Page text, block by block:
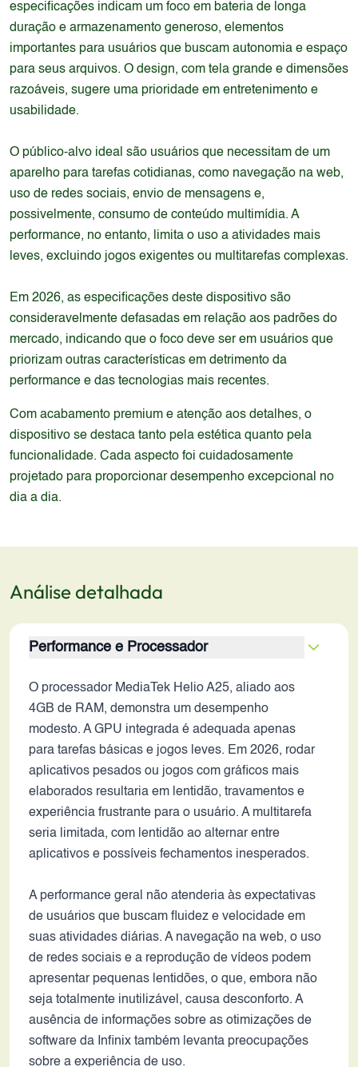
especificações indicam um foco em bateria de longa
duração e armazenamento generoso, elementos
importantes para usuários que buscam autonomia e espaço
para seus arquivos. O design, com tela grande e dimensões
razoáveis, sugere uma prioridade em entretenimento e
usabilidade.
O público-alvo ideal são usuários que necessitam de um
aparelho para tarefas cotidianas, como navegação na web,
uso de redes sociais, envio de mensagens e,
possivelmente, consumo de conteúdo multimídia. A
performance, no entanto, limita o uso a atividades mais
leves, excluindo jogos exigentes ou multitarefas complexas.
Em 2026, as especificações deste dispositivo são
consideravelmente defasadas em relação aos padrões do
mercado, indicando que o foco deve ser em usuários que
priorizam outras características em detrimento da
performance e das tecnologias mais recentes.
Com acabamento premium e atenção aos detalhes, o
dispositivo se destaca tanto pela estética quanto pela
funcionalidade. Cada aspecto foi cuidadosamente
projetado para proporcionar desempenho excepcional no
dia a dia.
Análise detalhada
Performance e Processador
O processador MediaTek Helio A25, aliado aos
4GB de RAM, demonstra um desempenho
modesto. A GPU integrada é adequada apenas
para tarefas básicas e jogos leves. Em 2026, rodar
aplicativos pesados ou jogos com gráficos mais
elaborados resultaria em lentidão, travamentos e
experiência frustrante para o usuário. A multitarefa
seria limitada, com lentidão ao alternar entre
aplicativos e possíveis fechamentos inesperados.
A performance geral não atenderia às expectativas
de usuários que buscam fluidez e velocidade em
suas atividades diárias. A navegação na web, o uso
de redes sociais e a reprodução de vídeos podem
apresentar pequenas lentidões, o que, embora não
seja totalmente inutilizável, causa desconforto. A
ausência de informações sobre as otimizações de
software da Infinix também levanta preocupações
sobre a experiência de uso.